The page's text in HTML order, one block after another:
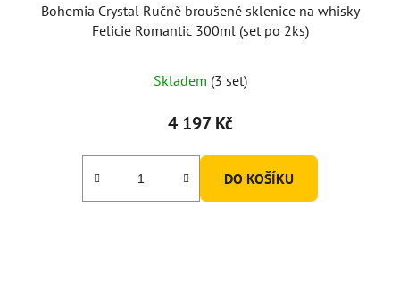
Bohemia Crystal Ručně broušené sklenice na whisky
Felicie Romantic 300ml (set po 2ks)
Skladem (3 set)
4 197 Kč
DO KOŠÍKU